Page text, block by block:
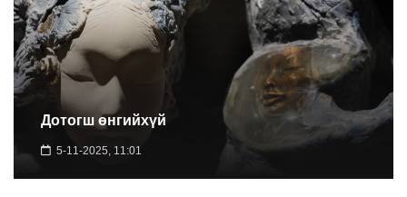
Дотогш өнгийхүй
5-11-2025, 11:01